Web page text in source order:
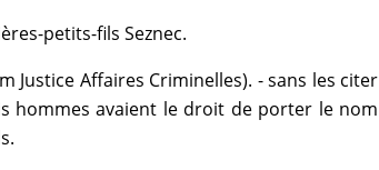
petits-fils Seznec.
Justice Affaires Criminelles). - sans les citer
hommes avaient le droit de porter le nom